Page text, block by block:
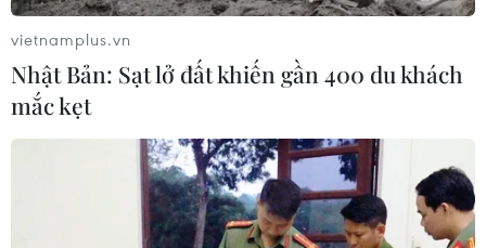
vietnamplus.vn
Nhật Bản: Sạt lở đất khiến gần 400 du khách
mắc kẹt